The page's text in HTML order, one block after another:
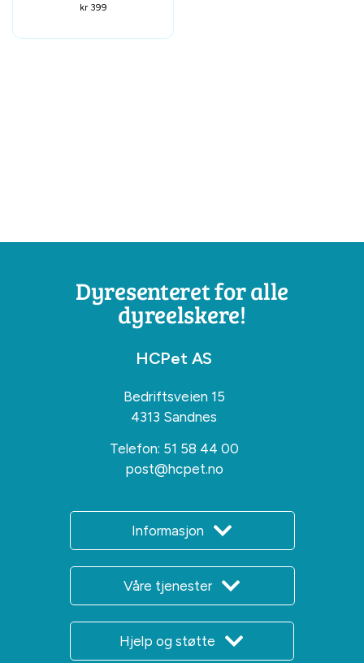
kr399
Dyresenteret for alle
dyreelskere!
HCPet AS
Bedriftsveien 15
4313 Sandnes
Telefon: 51 58 44 00
post@hcpet.no
Informasjon
Våre tjenester
Hjelp og støtte